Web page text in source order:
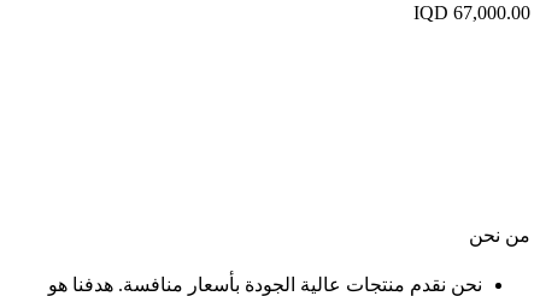
IQD 67,000.00
من نحن
نحن نقدم منتجات عالية الجودة بأسعار منافسة. هدفنا هو